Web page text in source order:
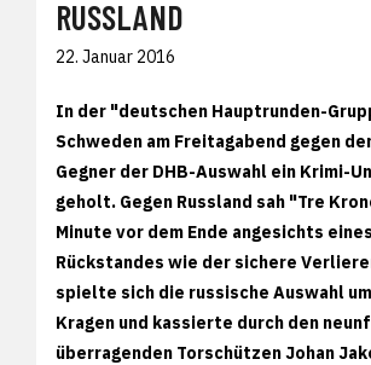
RUSSLAND
22. Januar 2016
In der "deutschen Hauptrunden-
Schweden am Freitagabend gegen
Gegner der DHB-Auswahl ein Krimi-
geholt. Gegen Russland sah "Tre
Minute vor dem Ende angesichts
Rückstandes wie der sichere
spielte sich die russische Auswahl
Kragen und kassierte durch den
überragenden Torschützen Johan